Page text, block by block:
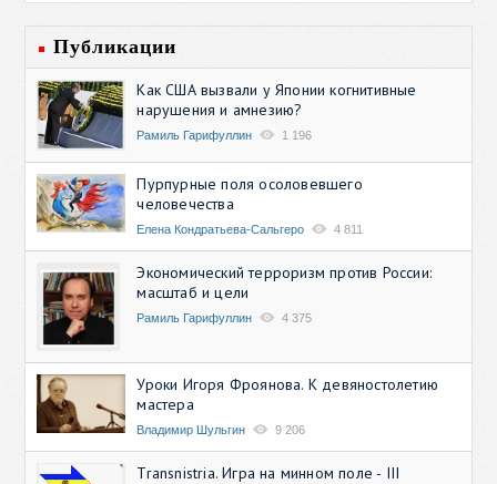
Публикации
Как США вызвали у Японии когнитивные
нарушения и амнезию?
Рамиль Гарифуллин 1 196
Пурпурные поля осоловевшего
человечества
Елена Кондратьева-Сальгеро 4 811
Экономический терроризм против России:
масштаб и цели
Рамиль Гарифуллин 4 375
Уроки Игоря Фроянова. К девяностолетию
мастера
Владимир Шульгин 9 206
Transnistria. Игра на минном поле - III